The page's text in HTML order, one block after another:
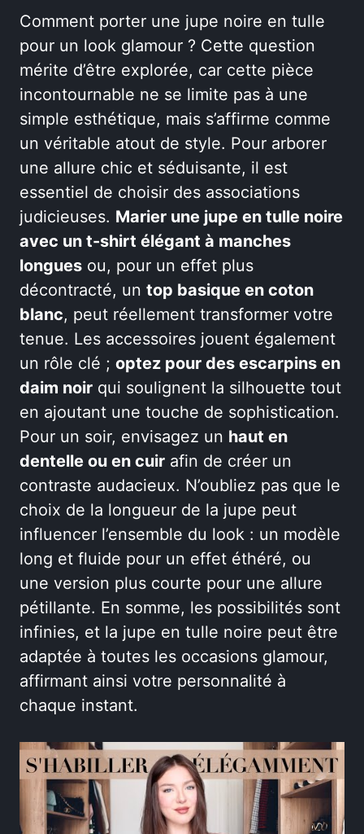
Comment porter une jupe noire en tulle
pour un look glamour ? Cette question
mérite d’être explorée, car cette pièce
incontournable ne se limite pas à une
simple esthétique, mais s’affirme comme
un véritable atout de style. Pour arborer
une allure chic et séduisante, il est
essentiel de choisir des associations
judicieuses. Marier une jupe en tulle noire
avec un t-shirt élégant à manches
longues ou, pour un effet plus
décontracté, un top basique en coton
blanc, peut réellement transformer votre
tenue. Les accessoires jouent également
un rôle clé ; optez pour des escarpins en
daim noir qui soulignent la silhouette tout
en ajoutant une touche de sophistication.
Pour un soir, envisagez un haut en
dentelle ou en cuir afin de créer un
contraste audacieux. N’oubliez pas que le
choix de la longueur de la jupe peut
influencer l’ensemble du look : un modèle
long et fluide pour un effet éthéré, ou
une version plus courte pour une allure
pétillante. En somme, les possibilités sont
infinies, et la jupe en tulle noire peut être
adaptée à toutes les occasions glamour,
affirmant ainsi votre personnalité à
chaque instant.